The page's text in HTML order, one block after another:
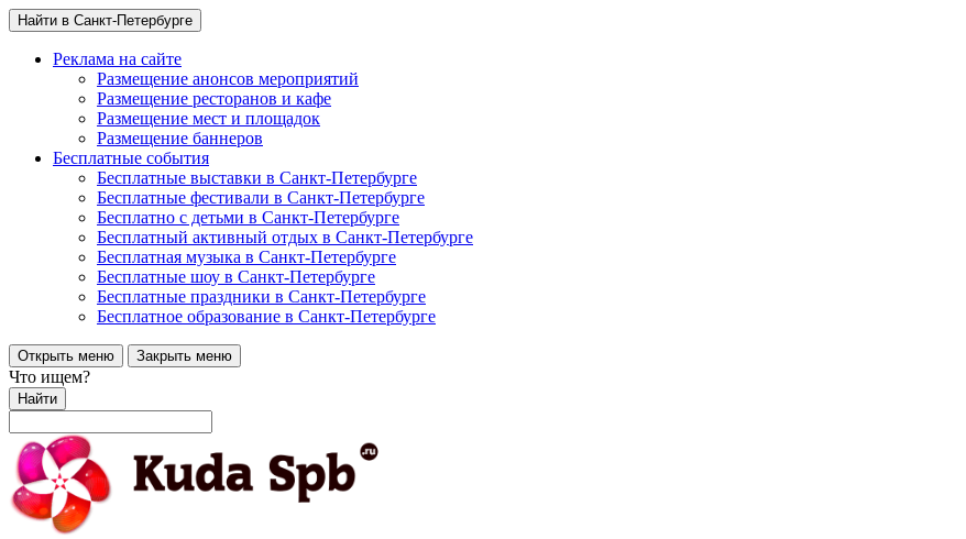
Найти в Санкт-Петербурге
Реклама на сайте
Размещение анонсов мероприятий
Размещение ресторанов и кафе
Размещение мест и площадок
Размещение баннеров
Бесплатные события
Бесплатные выставки в Санкт-Петербурге
Бесплатные фестивали в Санкт-Петербурге
Бесплатно с детьми в Санкт-Петербурге
Бесплатный активный отдых в Санкт-Петербурге
Бесплатная музыка в Санкт-Петербурге
Бесплатные шоу в Санкт-Петербурге
Бесплатные праздники в Санкт-Петербурге
Бесплатное образование в Санкт-Петербурге
Открыть меню Закрыть меню
Что ищем?
Найти